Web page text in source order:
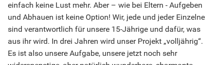
einfach keine Lust mehr. Aber – wie bei Eltern - Aufgeben
und Abhauen ist keine Option! Wir, jede und jeder Einzelne
sind verantwortlich für unsere 15-Jährige und dafür, was
aus ihr wird. In drei Jahren wird unser Projekt „volljährig“.
Es ist also unsere Aufgabe, unsere jetzt noch sehr